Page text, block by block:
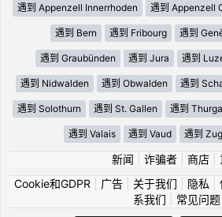
遇到 Appenzell Innerrhoden 遇到 Appenzell
遇到 Bern 遇到 Fribourg 遇到
遇到 Graubünden 遇到 Jura 遇到
遇到 Nidwalden 遇到 Obwalden 遇到
遇到 Solothurn 遇到 St. Gallen 遇到
遇到 Valais 遇到 Vaud 遇到 Zug
新闻 诈骗者| 商店|
Cookie和GDPR
广告| 关于我们 隐私
系我们
常见问题